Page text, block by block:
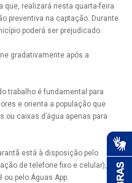
que, realizará nesta quarta-feira
preventiva na captação. Durante
poderá ser prejudicado.
gradativamente após a
trabalho é fundamental para
e orienta a população que
caixas d’água apenas para
está à disposição pelo
de telefone fixo e celular), via
ou pelo Águas App.